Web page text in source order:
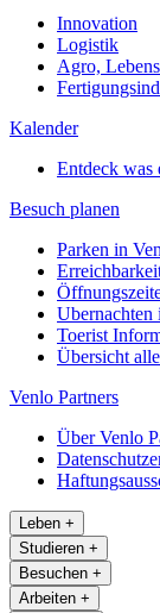
Innovation
Logistik
Agro,
Kalender
Entdeck was
Besuch planen
Parken in
Ubernachten
Toerist
Übersicht
Venlo Partners
Über Venlo
Leben +
Studieren +
Besuchen +
Arbeiten +